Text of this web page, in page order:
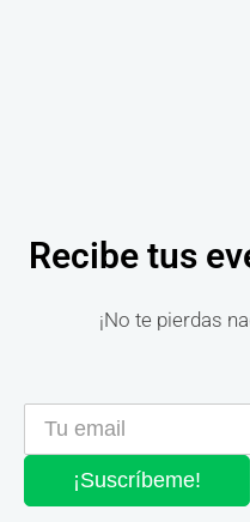
Recibe tus
¡No te pierdas
¡Suscríbeme!